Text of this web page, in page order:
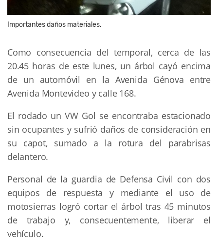
Importantes daños materiales.
Como consecuencia del temporal, cerca de las
20.45 horas de este lunes, un árbol cayó encima
de un automóvil en la Avenida Génova entre
Avenida Montevideo y calle 168.
El rodado un VW Gol se encontraba estacionado
sin ocupantes y sufrió daños de consideración en
su capot, sumado a la rotura del parabrisas
delantero.
Personal de la guardia de Defensa Civil con dos
equipos de respuesta y mediante el uso de
motosierras logró cortar el árbol tras 45 minutos
de trabajo y, consecuentemente, liberar el
vehículo.